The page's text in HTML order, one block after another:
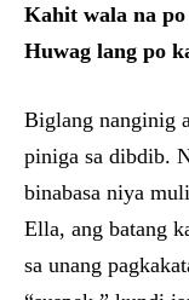
Kahit wala na
Huwag lang po
Biglang nanginig
piniga sa dibdib.
binabasa niya
Ella, ang batang
sa unang